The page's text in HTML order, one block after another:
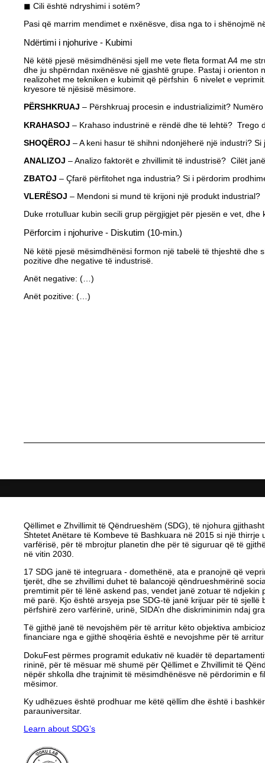
◼ Cili është ndryshimi i sotëm?
Pasi që marrim mendimet e nxënësve, disa nga to i shënojmë
Ndërtimi i njohurive - Kubimi
Në këtë pjesë mësimdhënësi sjell me vete fleta format A4 me
dhe ju shpërndan nxënësve në gjashtë grupe. Pastaj i orienton
realizohet me tekniken e kubimit që përfshin 6 nivelet e
kryesore të njësisë mësimore.
PËRSHKRUAJ – Përshkruaj procesin e industrializimit?
KRAHASOJ – Krahaso industrinë e rëndë dhe të lehtë?
SHOQËROJ – A keni hasur të shihni ndonjëherë një industri?
ANALIZOJ – Analizo faktorët e zhvillimit të industrisë? Cilët
ZBATOJ – Çfarë përfitohet nga industria? Si i përdorim
VLERËSOJ – Mendoni si mund të krijoni një produkt industrial?
Duke rrotulluar kubin secili grup përgjigjet për pjesën e vet, dhe
Përforcim i njohurive - Diskutim (10-min.)
Në këtë pjesë mësimdhënësi formon një tabelë të thjeshtë dhe
pozitive dhe negative të industrisë.
Anët negative: (…)
Anët pozitive: (…)
Qëllimet e Zhvillimit të Qëndrueshëm (SDG), të njohura
Shtetet Anëtare të Kombeve të Bashkuara në 2015 si një thirrje
varfërisë, për të mbrojtur planetin dhe për të siguruar që të
në vitin 2030.
17 SDG janë të integruara - domethënë, ata e pranojnë që
tjerët, dhe se zhvillimi duhet të balancojë qëndrueshmërinë
premtimit për të lënë askend pas, vendet janë zotuar të
më parë. Kjo është arsyeja pse SDG-të janë krijuar për të sjellë
përfshirë zero varfërinë, urinë, SIDA’n dhe diskriminimin ndaj
Të gjithë janë të nevojshëm për të arritur këto objektiva
financiare nga e gjithë shoqëria është e nevojshme për të
DokuFest përmes programit edukativ në kuadër të
rininë, për të mësuar më shumë për Qëllimet e Zhvillimit të
nëpër shkolla dhe trajnimit të mësimdhënësve në përdorimin e
mësimor.
Ky udhëzues është prodhuar me këtë qëllim dhe është i
parauniversitar.
Learn about SDG’s